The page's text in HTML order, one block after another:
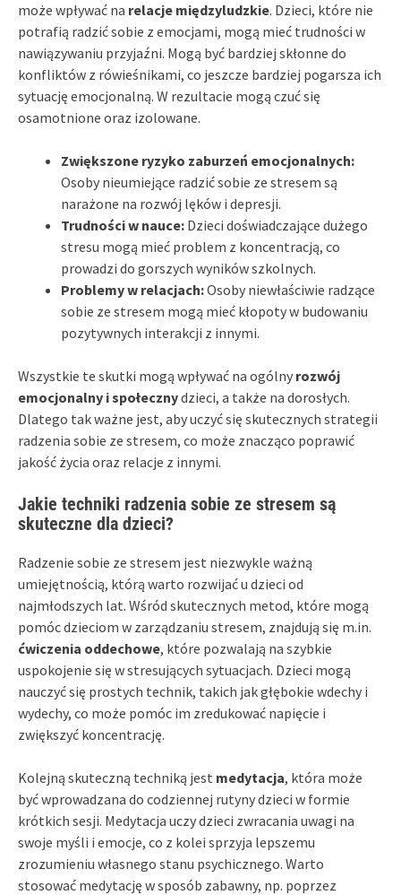
może wpływać na relacje międzyludzkie. Dzieci, które nie
potrafią radzić sobie z emocjami, mogą mieć trudności w
nawiązywaniu przyjaźni. Mogą być bardziej skłonne do
konfliktów z rówieśnikami, co jeszcze bardziej pogarsza ich
sytuację emocjonalną. W rezultacie mogą czuć się
osamotnione oraz izolowane.
Zwiększone ryzyko zaburzeń emocjonalnych:
Osoby nieumiejące radzić sobie ze stresem są
narażone na rozwój lęków i depresji.
Trudności w nauce: Dzieci doświadczające dużego
stresu mogą mieć problem z koncentracją, co
prowadzi do gorszych wyników szkolnych.
Problemy w relacjach:Osoby niewłaściwie radzące
sobie ze stresem mogą mieć kłopoty w budowaniu
pozytywnych interakcji z innymi.
Wszystkie te skutki mogą wpływać na ogólny rozwój
emocjonalny i społecznydzieci, a także na dorosłych.
Dlatego tak ważne jest, aby uczyć się skutecznych strategii
radzenia sobie ze stresem, co może znacząco poprawić
jakość życia oraz relacje z innymi.
Jakie techniki radzenia sobie ze stresem są
skuteczne dla dzieci?
Radzenie sobie ze stresem jest niezwykle ważną
umiejętnością, którą warto rozwijać u dzieci od
najmłodszych lat. Wśród skutecznych metod, które mogą
pomóc dzieciom w zarządzaniu stresem, znajdują się m.in.
ćwiczenia oddechowe, które pozwalają na szybkie
uspokojenie się w stresujących sytuacjach. Dzieci mogą
nauczyć się prostych technik, takich jak głębokie wdechy i
wydechy, co może pomóc im zredukować napięcie i
zwiększyć koncentrację.
Kolejną skuteczną techniką jest medytacja, która może
być wprowadzana do codziennej rutyny dzieci w formie
krótkich sesji. Medytacja uczy dzieci zwracania uwagi na
swoje myśli i emocje, co z kolei sprzyja lepszemu
zrozumieniu własnego stanu psychicznego. Warto
stosować medytację w sposób zabawny, np. poprzez